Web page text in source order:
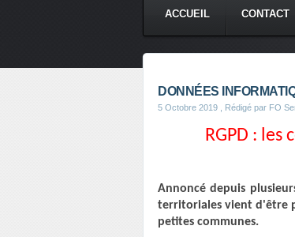
ACCUEIL CONTACT
DONNÉES
5 Octobre 2019 , Rédigé par FO
RGPD : les
Annoncé depuis
territoriales vient d'être
petites communes.